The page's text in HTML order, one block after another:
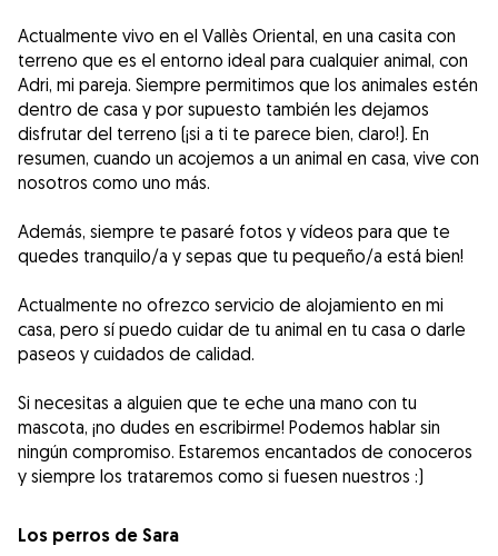
Actualmente vivo en el Vallès Oriental, en una casita con
terreno que es el entorno ideal para cualquier animal, con
Adri, mi pareja. Siempre permitimos que los animales estén
dentro de casa y por supuesto también les dejamos
disfrutar del terreno (¡si a ti te parece bien, claro!). En
resumen, cuando un acojemos a un animal en casa, vive con
nosotros como uno más.
Además, siempre te pasaré fotos y vídeos para que te
quedes tranquilo/a y sepas que tu pequeño/a está bien!
Actualmente no ofrezco servicio de alojamiento en mi
casa, pero sí puedo cuidar de tu animal en tu casa o darle
paseos y cuidados de calidad.
Si necesitas a alguien que te eche una mano con tu
mascota, ¡no dudes en escribirme! Podemos hablar sin
ningún compromiso. Estaremos encantados de conoceros
y siempre los trataremos como si fuesen nuestros :)
Los perros de Sara